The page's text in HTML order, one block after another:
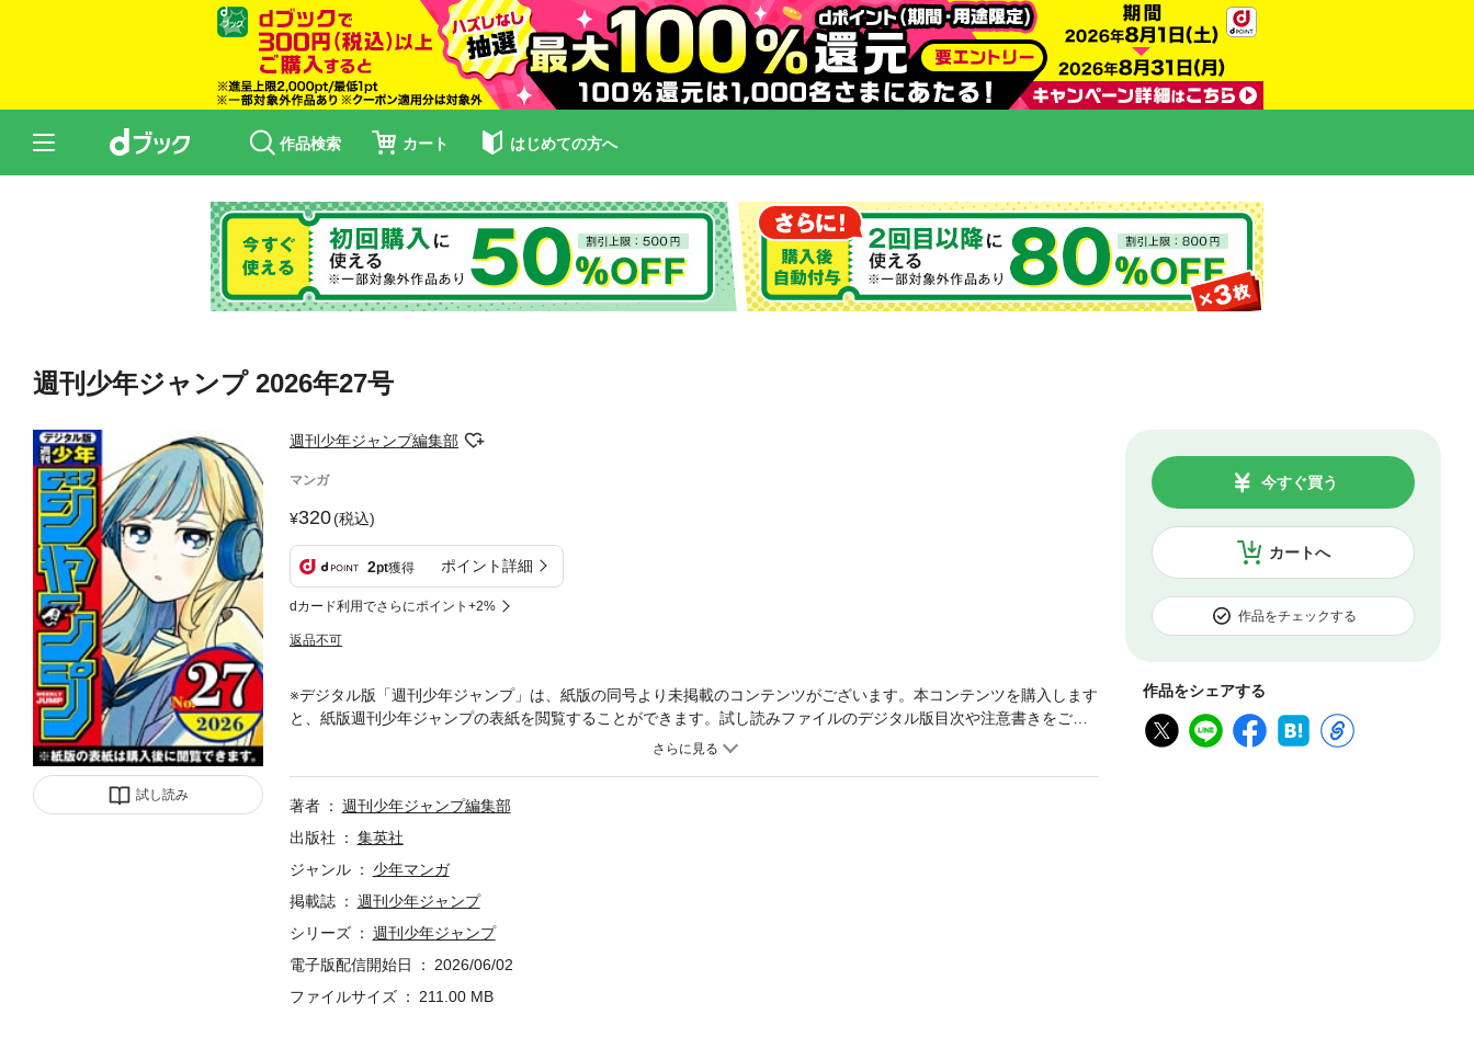
作品検索 カート はじめての方へ
週刊少年ジャンプ 2026年27号
試し読み
週刊少年ジャンプ編集部
マンガ
320(税込)
2pt獲得 ポイント詳細
dカード利用でさらにポイント+2%
返品不可
カートへ
今すぐ買う
作品をチェックする
作品をシェアする
※デジタル版「週刊少年ジャンプ」は、紙版の同号より未掲載のコンテンツがございます。本コンテンツを購入します
と、紙版週刊少年ジャンプの表紙を閲覧することができます。試し読みファイルのデジタル版目次や注意書きをご確
認の上ご購入ください。 大大大人気御礼！ 夏休みクライマックス！ 「さむわんへるつ」が表紙＆巻頭カラー!!
著者
週刊少年ジャンプ編集部
出版社
集英社
ジャンル
少年マンガ
掲載誌
週刊少年ジャンプ
シリーズ
週刊少年ジャンプ
電子版配信開始日
2026/06/02
ファイルサイズ
211.00 MB